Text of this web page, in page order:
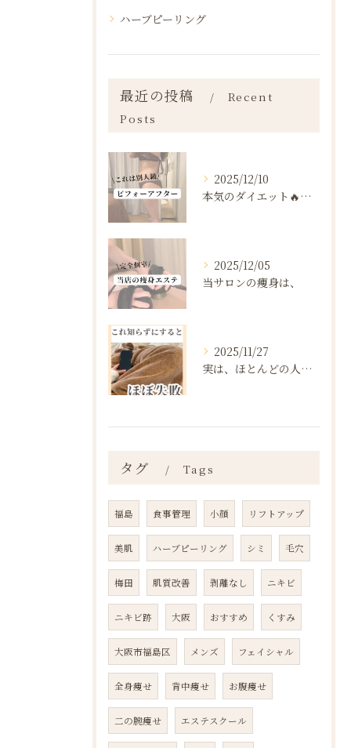
ハーブピーリング
最近の投稿
Recent
Posts
2025/12/10
本気のダイエット🔥🔥🔥
2025/12/05
当サロンの痩身は、
2025/11/27
実は、ほとんどの人は“ダイエットを始める前の段階”で失敗が確...
タグ Tags
福島 食事管理 小顔 リフトアップ
美肌 ハーブピーリング シミ 毛穴
梅田 肌質改善 剥離なし ニキビ
ニキビ跡 大阪 おすすめ くすみ
大阪市福島区 メンズ フェイシャル
全身痩せ 背中痩せ お腹痩せ
二の腕痩せ エステスクール